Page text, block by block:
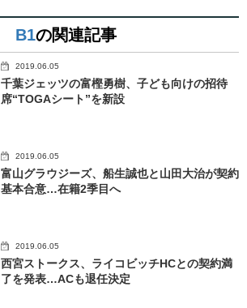
B1の関連記事
2019.06.05
千葉ジェッツの富樫勇樹、子ども向けの招待
席“TOGAシート”を新設
2019.06.05
富山グラウジーズ、船生誠也と山田大治が契約
基本合意…在籍2季目へ
2019.06.05
西宮ストークス、ライコビッチHCとの契約満
了を発表…ACも退任決定